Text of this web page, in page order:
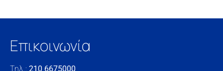
Επικοινωνία
Τηλ.: 210 6675000